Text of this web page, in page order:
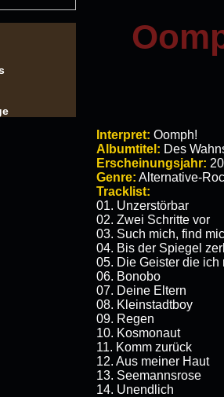
Interpret: Oomph!
Albumtitel: Des
Erscheinungsjahr:
Genre: Alternative-
Tracklist:
01. Unzerstörbar
02. Zwei Schritte vor
03. Such mich, find
04. Bis der Spiegel
05. Die Geister die ich
06. Bonobo
07. Deine Eltern
08. Kleinstadtboy
09. Regen
10. Kosmonaut
11. Komm zurück
12. Aus meiner Haut
13. Seemannsrose
14. Unendlich